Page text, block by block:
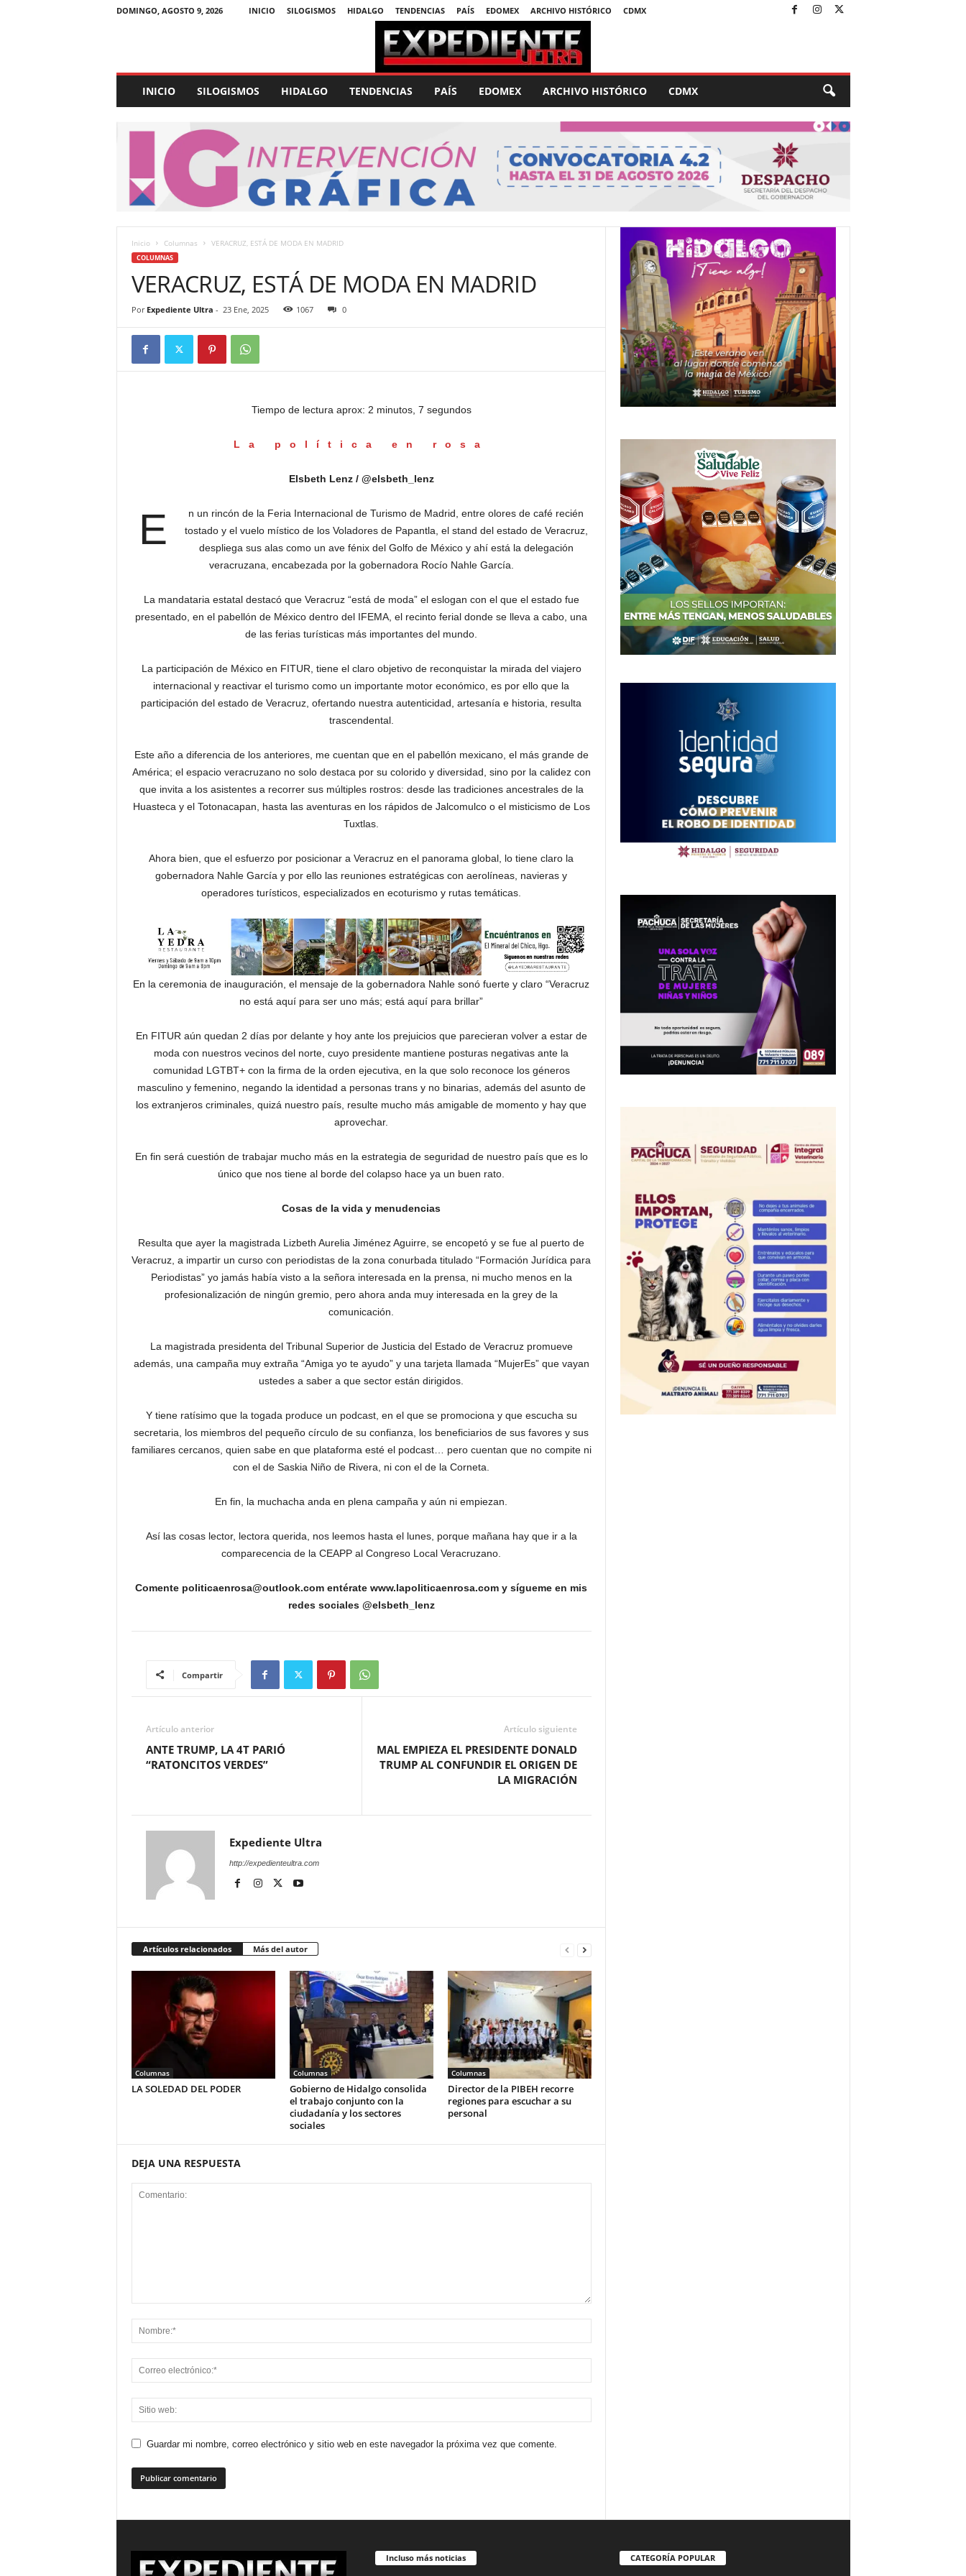
DOMINGO, AGOSTO 9, 2026 INICIO SILOGISMOS HIDALGO TENDENCIAS PAÍS EDOMEX ARCHIVO HISTÓRICO CDMX
p
e
U
INICIO SILOGISMOS HIDALGO TENDENCIAS PAÍS EDOMEX ARCHIVO HISTÓRICO CDMX
Inicio Columnas VERACRUZ, ESTÁ DE MODA EN MADRID
COLUMNAS
VERACRUZ, ESTÁ DE MODA EN MADRID
Por Expediente Ultra - 23 Ene, 2025 1067 0
Tiempo de lectura aprox: 2 minutos, 7 segundos
La política en rosa
Elsbeth Lenz / @elsbeth_lenz
E
n un rincón de la Feria Internacional de Turismo de Madrid, entre olores de café recién
tostado y el vuelo místico de los Voladores de Papantla, el stand del estado de Veracruz,
despliega sus alas como un ave fénix del Golfo de México y ahí está la delegación
veracruzana, encabezada por la gobernadora Rocío Nahle García.
La mandataria estatal destacó que Veracruz “está de moda” el eslogan con el que el estado fue
presentado, en el pabellón de México dentro del IFEMA, el recinto ferial donde se lleva a cabo, una
de las ferias turísticas más importantes del mundo.
La participación de México en FITUR, tiene el claro objetivo de reconquistar la mirada del viajero
internacional y reactivar el turismo como un importante motor económico, es por ello que la
participación del estado de Veracruz, ofertando nuestra autenticidad, artesanía e historia, resulta
trascendental.
Este año a diferencia de los anteriores, me cuentan que en el pabellón mexicano, el más grande de
América; el espacio veracruzano no solo destaca por su colorido y diversidad, sino por la calidez con
que invita a los asistentes a recorrer sus múltiples rostros: desde las tradiciones ancestrales de la
Huasteca y el Totonacapan, hasta las aventuras en los rápidos de Jalcomulco o el misticismo de Los
Tuxtlas.
Ahora bien, que el esfuerzo por posicionar a Veracruz en el panorama global, lo tiene claro la
gobernadora Nahle García y por ello las reuniones estratégicas con aerolíneas, navieras y
operadores turísticos, especializados en ecoturismo y rutas temáticas.
En la ceremonia de inauguración, el mensaje de la gobernadora Nahle sonó fuerte y claro “Veracruz
no está aquí para ser uno más; está aquí para brillar”
En FITUR aún quedan 2 días por delante y hoy ante los prejuicios que parecieran volver a estar de
moda con nuestros vecinos del norte, cuyo presidente mantiene posturas negativas ante la
comunidad LGTBT+ con la firma de la orden ejecutiva, en la que solo reconoce los géneros
masculino y femenino, negando la identidad a personas trans y no binarias, además del asunto de
los extranjeros criminales, quizá nuestro país, resulte mucho más amigable de momento y hay que
aprovechar.
En fin será cuestión de trabajar mucho más en la estrategia de seguridad de nuestro país que es lo
único que nos tiene al borde del colapso hace ya un buen rato.
Cosas de la vida y menudencias
Resulta que ayer la magistrada Lizbeth Aurelia Jiménez Aguirre, se encopetó y se fue al puerto de
Veracruz, a impartir un curso con periodistas de la zona conurbada titulado “Formación Jurídica para
Periodistas” yo jamás había visto a la señora interesada en la prensa, ni mucho menos en la
profesionalización de ningún gremio, pero ahora anda muy interesada en la grey de la
comunicación.
La magistrada presidenta del Tribunal Superior de Justicia del Estado de Veracruz promueve
además, una campaña muy extraña “Amiga yo te ayudo” y una tarjeta llamada “MujerEs” que vayan
ustedes a saber a que sector están dirigidos.
Y tiene ratísimo que la togada produce un podcast, en el que se promociona y que escucha su
secretaria, los miembros del pequeño círculo de su confianza, los beneficiarios de sus favores y sus
familiares cercanos, quien sabe en que plataforma esté el podcast… pero cuentan que no compite ni
con el de Saskia Niño de Rivera, ni con el de la Corneta.
En fin, la muchacha anda en plena campaña y aún ni empiezan.
Así las cosas lector, lectora querida, nos leemos hasta el lunes, porque mañana hay que ir a la
comparecencia de la CEAPP al Congreso Local Veracruzano.
Comente politicaenrosa@outlook.com entérate www.lapoliticaenrosa.com y sígueme en mis
redes sociales @elsbeth_lenz
Compartir
Artículo anterior
ANTE TRUMP, LA 4T PARIÓ
“RATONCITOS VERDES”
Artículo siguiente
MAL EMPIEZA EL PRESIDENTE DONALD
TRUMP AL CONFUNDIR EL ORIGEN DE
LA MIGRACIÓN
Expediente Ultra
http://expedienteultra.com
Artículos relacionados Más del autor
Columnas
LA SOLEDAD DEL PODER
Columnas
Gobierno de Hidalgo consolida
el trabajo conjunto con la
ciudadanía y los sectores
sociales
Columnas
Director de la PIBEH recorre
regiones para escuchar a su
personal
DEJA UNA RESPUESTA
Guardar mi nombre, correo electrónico y sitio web en este navegador la próxima vez que comente.
Incluso más noticias CATEGORÍA POPULAR